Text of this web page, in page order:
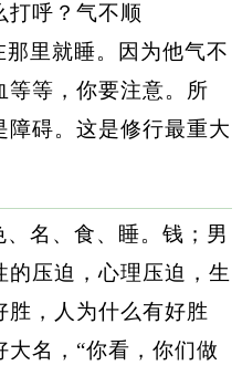
打呼？气不顺
里就睡。因为他气不
等等，你要注意。所
障碍。这是修行最重大
名、食、睡。钱；男
压迫，心理压迫，生
胜，人为什么有好胜
名，“你看，你们做